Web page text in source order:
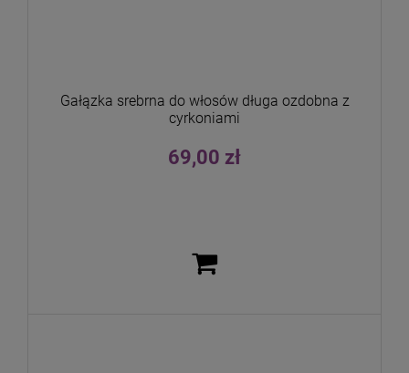
Gałązka srebrna do włosów długa ozdobna z
cyrkoniami
69,00 zł